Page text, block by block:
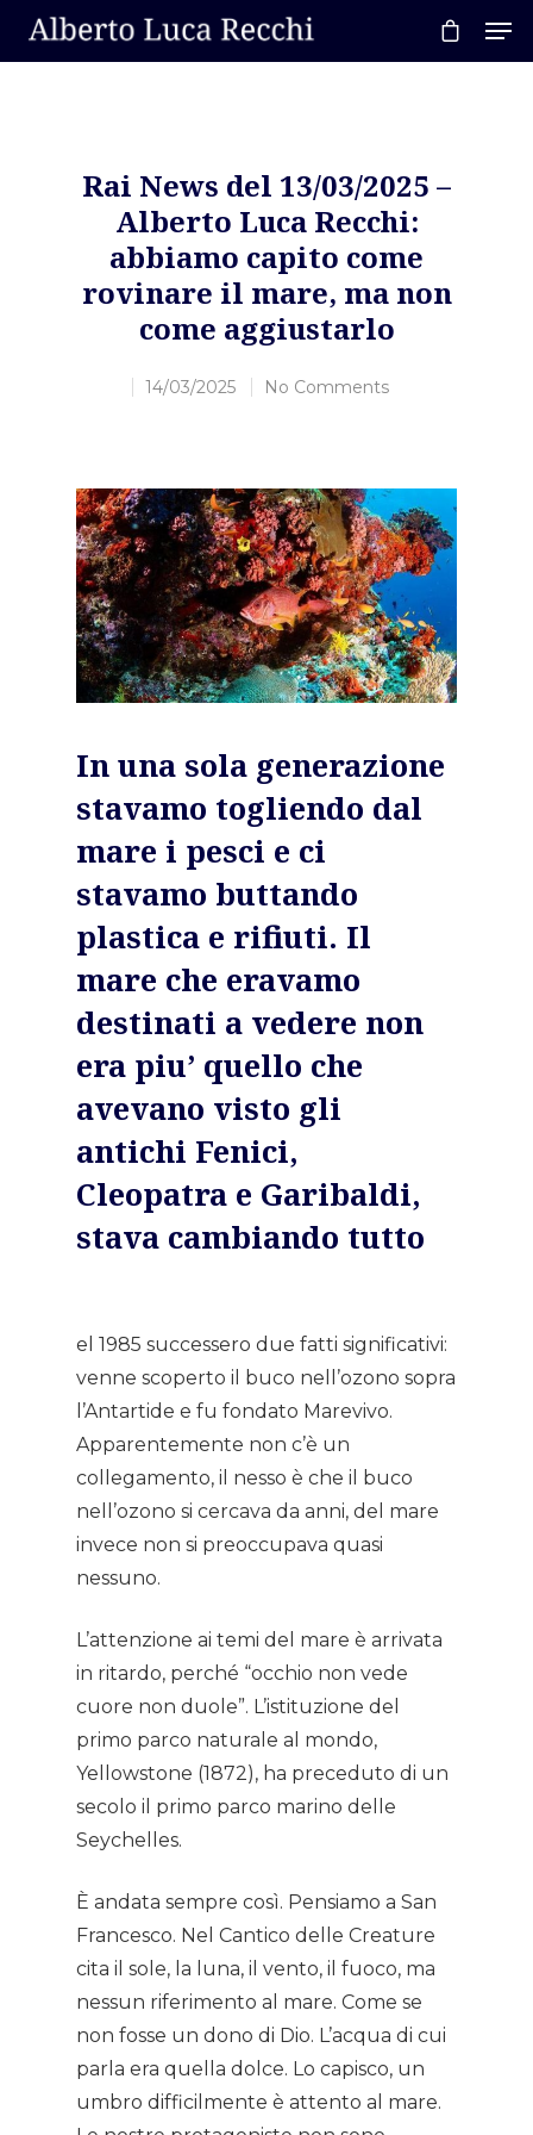
Rai News del 13/03/2025 –
Alberto Luca Recchi:
abbiamo capito come
rovinare il mare, ma non
come aggiustarlo
14/03/2025 No Comments
In una sola generazione
stavamo togliendo dal
mare i pesci e ci
stavamo buttando
plastica e rifiuti. Il
mare che eravamo
destinati a vedere non
era piu’ quello che
avevano visto gli
antichi Fenici,
Cleopatra e Garibaldi,
stava cambiando tutto
el 1985 successero due fatti significativi:
venne scoperto il buco nell’ozono sopra
l’Antartide e fu fondato Marevivo.
Apparentemente non c’è un
collegamento, il nesso è che il buco
nell’ozono si cercava da anni, del mare
invece non si preoccupava quasi
nessuno.
L’attenzione ai temi del mare è arrivata
in ritardo, perché “occhio non vede
cuore non duole”. L’istituzione del
primo parco naturale al mondo,
Yellowstone (1872), ha preceduto di un
secolo il primo parco marino delle
Seychelles.
È andata sempre così. Pensiamo a San
Francesco. Nel Cantico delle Creature
cita il sole, la luna, il vento, il fuoco, ma
nessun riferimento al mare. Come se
non fosse un dono di Dio. L’acqua di cui
parla era quella dolce. Lo capisco, un
umbro difficilmente è attento al mare.